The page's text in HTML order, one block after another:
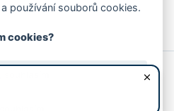
Prohlášení o používání cookies
používání souborů cookies.
cookies?